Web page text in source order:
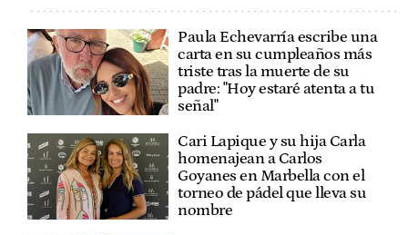
Paula Echevarría escribe una
carta en su cumpleaños más
triste tras la muerte de su
padre: "Hoy estaré atenta a tu
señal"
Cari Lapique y su hija Carla
homenajean a Carlos
Goyanes en Marbella con el
torneo de pádel que lleva su
nombre